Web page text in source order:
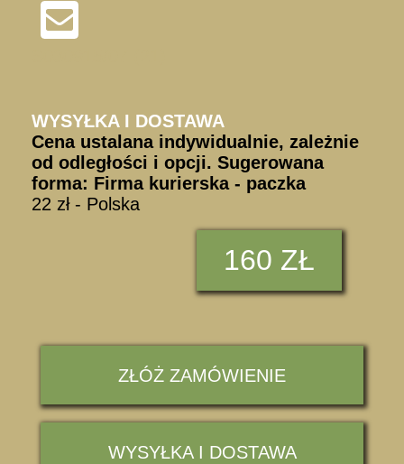
WYSYŁKA I DOSTAWA
Cena ustalana indywidualnie, zależnie
od odległości i opcji. Sugerowana
forma: Firma kurierska - paczka
22 zł - Polska
160 ZŁ
ZŁÓŻ ZAMÓWIENIE
WYSYŁKA I DOSTAWA